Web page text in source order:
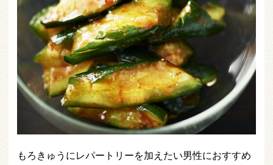
もろきゅうにレパートリーを加えたい男性におすすめ